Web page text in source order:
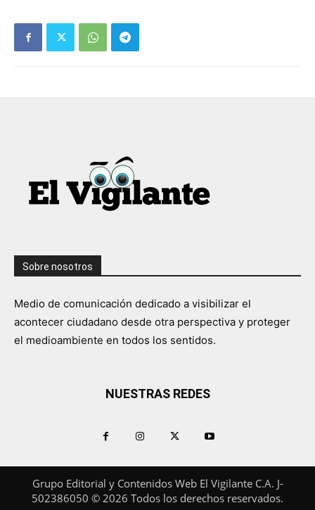
Sobre nosotros
Medio de comunicación dedicado a visibilizar el
acontecer ciudadano desde otra perspectiva y proteger
el medioambiente en todos los sentidos.
NUESTRAS REDES
Grupo Editorial y Contenidos Web El Vigilante C.A. J-
502386050 © 2026 Todos los derechos reservados.